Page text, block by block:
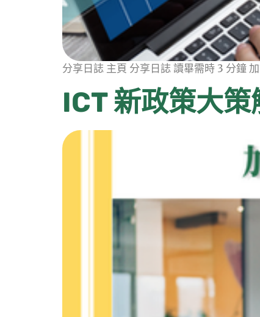
分享日誌 主頁 分享日誌 讀畢需時 3 分鐘
ICT 新政策大策